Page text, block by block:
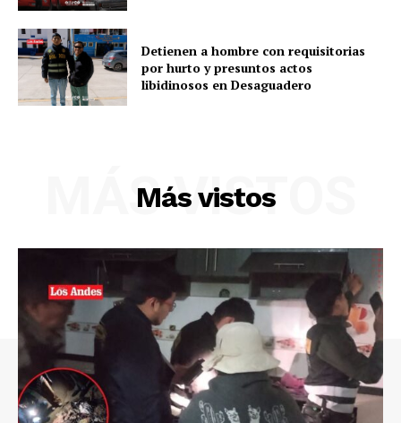
Diario los Andes
Nosotros
Contacto
Prensa
Detienen a hombre con requisitorias
por hurto y presuntos actos
libidinosos en Desaguadero
Más vistos
MÁS VISTOS